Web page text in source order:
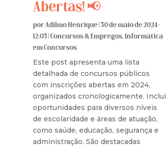
Abertas! 📢
porAdilmo Henrique|30 de maio de 2024 -
12:03|Concursos & Empregos,Informática
em Concursos
Este post apresenta uma lista
detalhada de concursos públicos
com inscrições abertas em 2024,
organizados cronologicamente. Inclui
oportunidades para diversos níveis
de escolaridade e áreas de atuação,
como saúde, educação, segurança e
administração. São destacadas